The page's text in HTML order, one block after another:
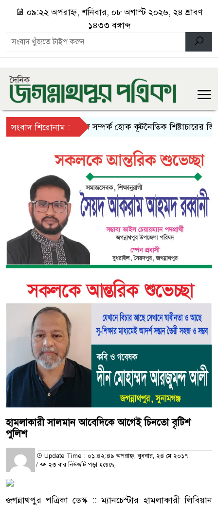
০৯:২২ অপরাহ্ন, শনিবার, ০৮ অগাস্ট ২০২৬, ২৪ শ্রাবণ
১৪৩৩ বঙ্গাব্দ
সংবাদ শিরোনাম :
দেশের সঙ্গে সম্পর্ক হোক কূটনৈতিক শিষ্টাচারের
হামলাকারী সালমান আবেদিকে আগেই চিনতো বৃটিশ
পুলিশ
Update Time : ০১:৪২:৪৯ অপরাহ্ন, বুধবার, ২৪ মে ২০১৭
/
২৩ বার নিউজটি পড়া হয়েছে
জগন্নাথপুর পত্রিকা ডেস্ক :: ম্যানচেস্টার হামলাকারী লিবিয়ান